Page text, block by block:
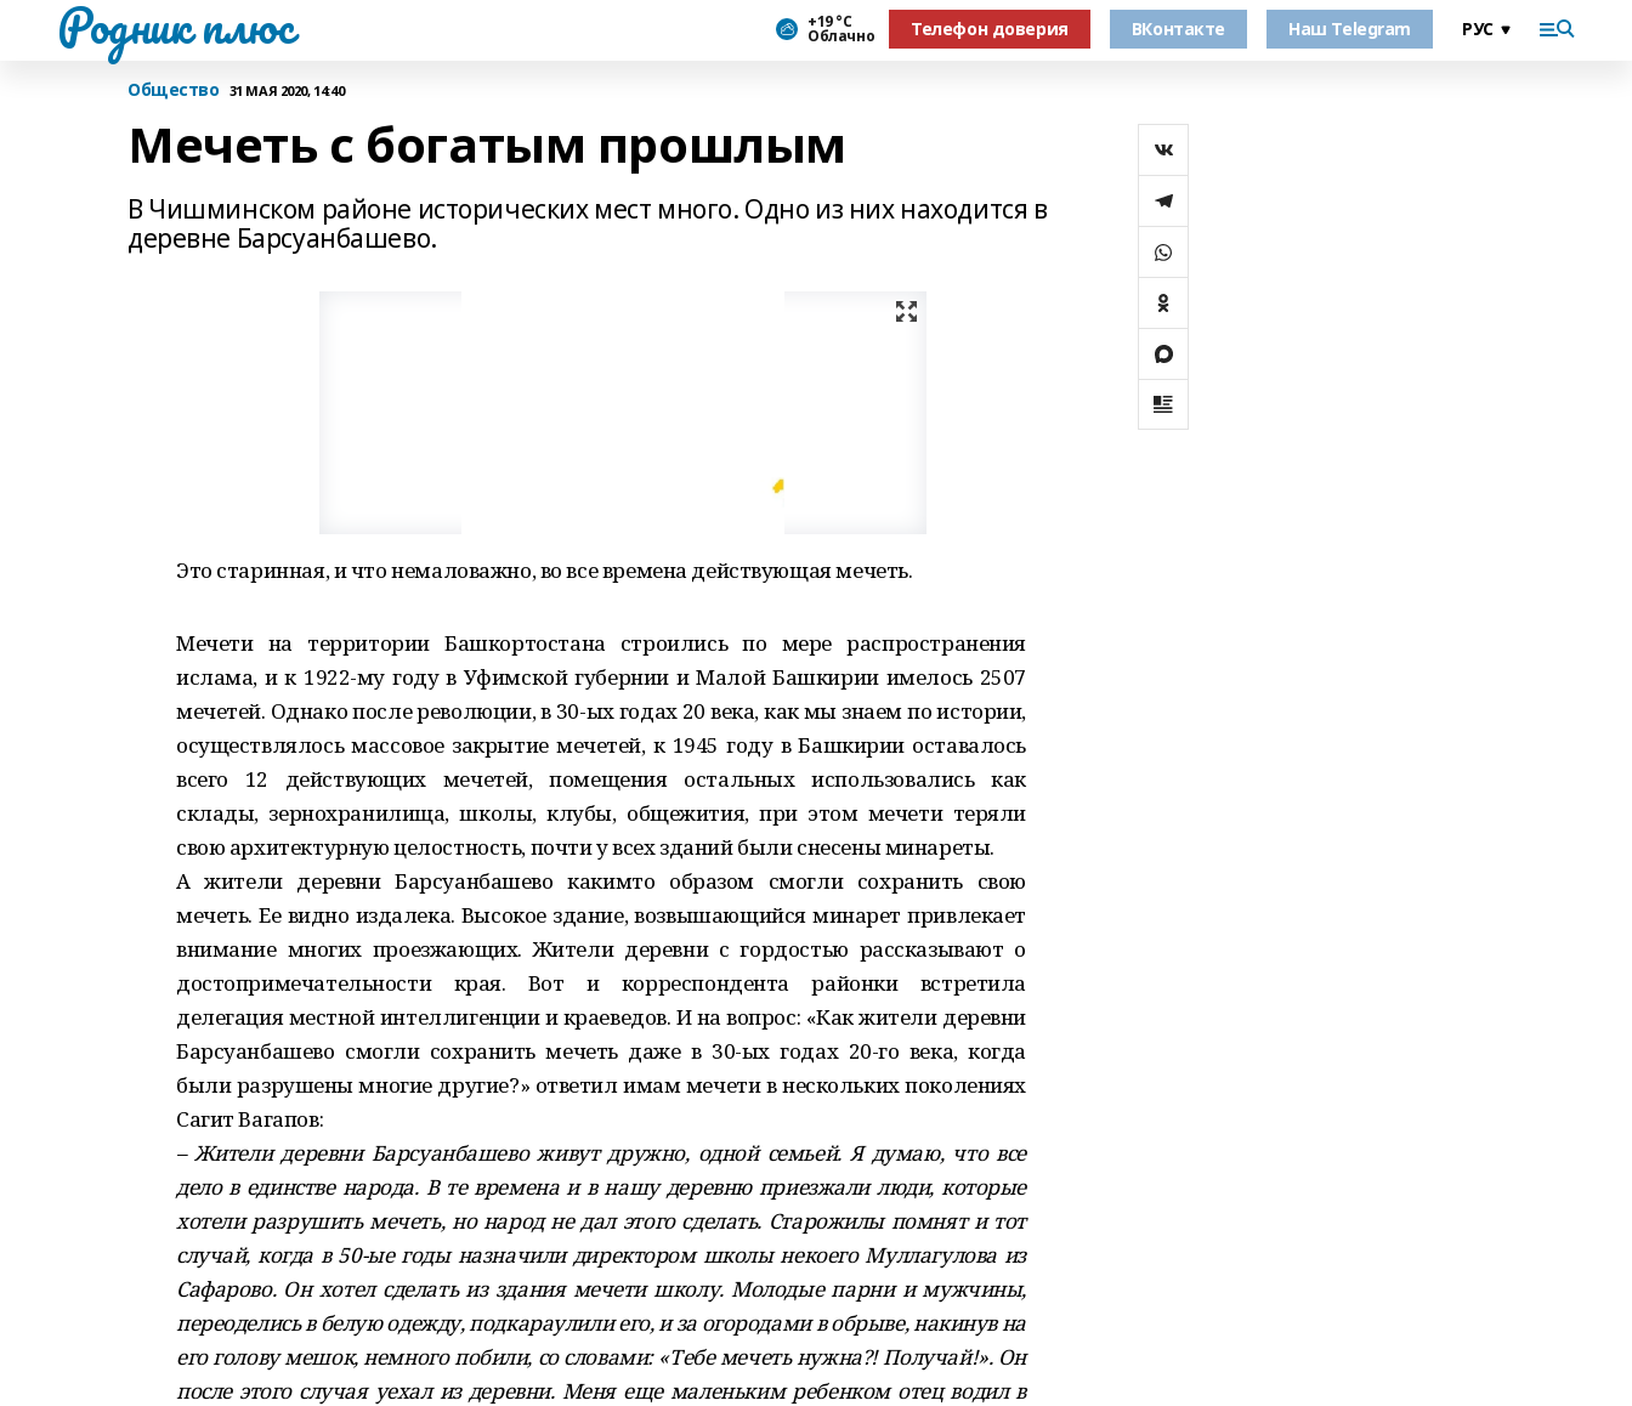
Родник плюс +19 °С
Облачно Телефон доверия ВКонтакте Наш Telegram
Общество 31 МАЯ 2020, 14:40
Мечеть с богатым прошлым
В Чишминском районе исторических мест много. Одно из них находится в
деревне Барсуанбашево.
Это старинная, и что немаловажно, во все времена действующая мечеть.
Мечети на территории Башкортостана строились по мере распространения
ислама, и к 1922-­му году в Уфимской губернии и Малой Башкирии имелось 2507
мечетей. Однако после революции, в 30­-ых годах 20 века, как мы знаем по истории,
осуществлялось массовое закрытие мечетей, к 1945 году в Башкирии оставалось
всего 12 действующих мечетей, помещения остальных использовались как
склады, зернохранилища, школы, клубы, общежития, при этом мечети теряли
свою архитектурную целостность, почти у всех зданий были снесены минареты.
А жители деревни Барсуанбашево каким­то образом смогли сохранить свою
мечеть. Ее видно издалека. Высокое здание, возвышающийся минарет привлекает
внимание многих проезжающих. Жители деревни с гордостью рассказывают о
достопримечательности края. Вот и корреспондента районки встретила
делегация местной интеллигенции и краеведов. И на вопрос: «Как жители деревни
Барсуанбашево смогли сохранить мечеть даже в 30-­ых годах 20-­го века, когда
были разрушены многие другие?» ответил имам мечети в нескольких поколениях
Сагит Вагапов:
– Жители деревни Барсуанбашево живут дружно, одной семьей. Я думаю, что все
дело в единстве народа. В те времена и в нашу деревню приезжали люди, которые
хотели разрушить мечеть, но народ не дал этого сделать. Старожилы помнят и тот
случай, когда в 50­-ые годы назначили директором школы некоего Муллагулова из
Сафарово. Он хотел сделать из здания мечети школу. Молодые парни и мужчины,
переоделись в белую одежду, подкараулили его, и за огородами в обрыве, накинув на
его голову мешок, немного побили, со словами: «Тебе мечеть нужна?! Получай!». Он
после этого случая уехал из деревни. Меня еще маленьким ребенком отец водил в